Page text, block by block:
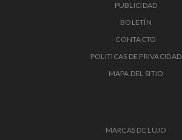
PUBLICIDAD
BOLETÍN
CONTACTO
POLITICAS DE PRIVACIDAD
MAPA DEL SITIO
MARCAS DE LUJO